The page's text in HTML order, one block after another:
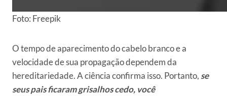
Foto: Freepik
O tempo de aparecimento do cabelo branco e a
velocidade de sua propagação dependem da
hereditariedade. A ciência confirma isso. Portanto, se
seus pais ficaram grisalhos cedo, você